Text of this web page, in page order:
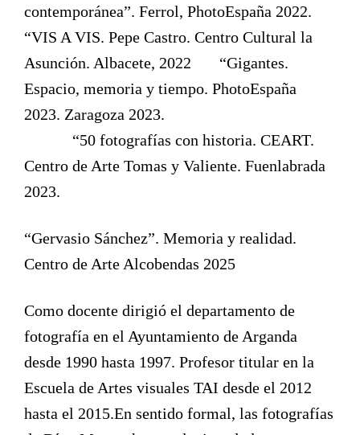
contemporánea”. Ferrol, PhotoEspaña 2022.
“VIS A VIS. Pepe Castro. Centro Cultural la
Asunción. Albacete, 2022 “Gigantes.
Espacio, memoria y tiempo. PhotoEspaña
2023. Zaragoza 2023.
“50 fotografías con historia. CEART.
Centro de Arte Tomas y Valiente. Fuenlabrada
2023.
“Gervasio Sánchez”. Memoria y realidad.
Centro de Arte Alcobendas 2025
Como docente dirigió el departamento de
fotografía en el Ayuntamiento de Arganda
desde 1990 hasta 1997. Profesor titular en la
Escuela de Artes visuales TAI desde el 2012
hasta el 2015.En sentido formal, las fotografías